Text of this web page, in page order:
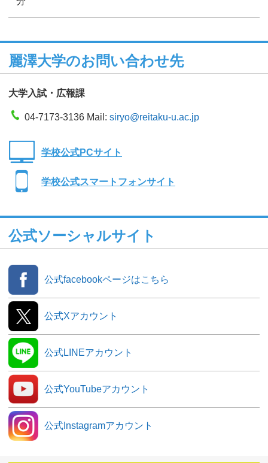
麗澤大学のお問い合わせ先
大学入試・広報課
04-7173-3136 Mail: siryo@reitaku-u.ac.jp
学校公式PCサイト
学校公式スマートフォンサイト
公式ソーシャルサイト
公式facebookページはこちら
公式Xアカウント
公式LINEアカウント
公式YouTubeアカウント
公式Instagramアカウント